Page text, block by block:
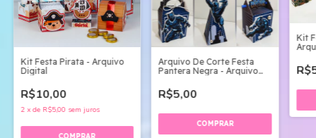
Kit Festa Pirata - Arquivo
Digital
R$10,00
2 xde R$5,00 sem juros
Arquivo De Corte Festa
Pantera Negra - Arquivo
R$5,00
Kit